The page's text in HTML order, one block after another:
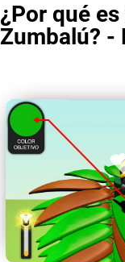
¿Por qué
Zumbalú? -